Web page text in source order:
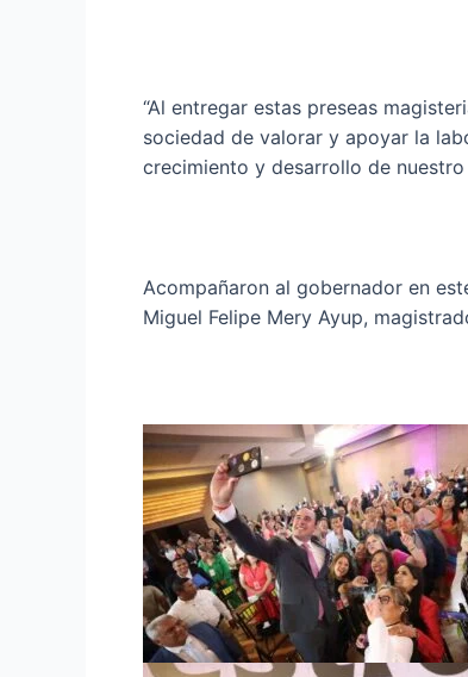
“Al entregar estas preseas
sociedad de valorar y apoyar la
crecimiento y desarrollo de
Acompañaron al gobernador en
Miguel Felipe Mery Ayup,